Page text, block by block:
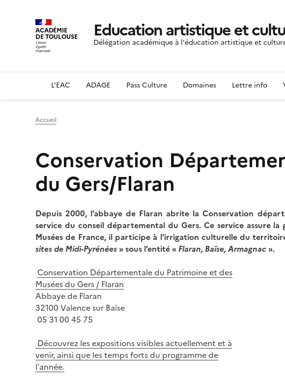
ACADÉMIE
DE TOULOUSE Education artistique et
Délégation académique à l'éducation artistique et
L'EAC ADAGE Pass Culture Domaines Lettre info
Accueil
Conservation
du Gers/Flaran
Depuis 2000, l’abbaye de Flaran abrite la Conservation
service du conseil départemental du Gers. Ce service assure
Musées de France, il participe à l’irrigation culturelle du
sites de Midi-Pyrénées» sous l’entité « Flaran, Baïse, Armagnac».
Conservation Départementale du Patrimoine et des
Musées du Gers / Flaran
Abbaye de Flaran
32100 Valence sur Baïse
05 31 00 45 75
Découvrez les expositions visibles actuellement et à
venir, ainsi que les temps forts du programme de
l'année.